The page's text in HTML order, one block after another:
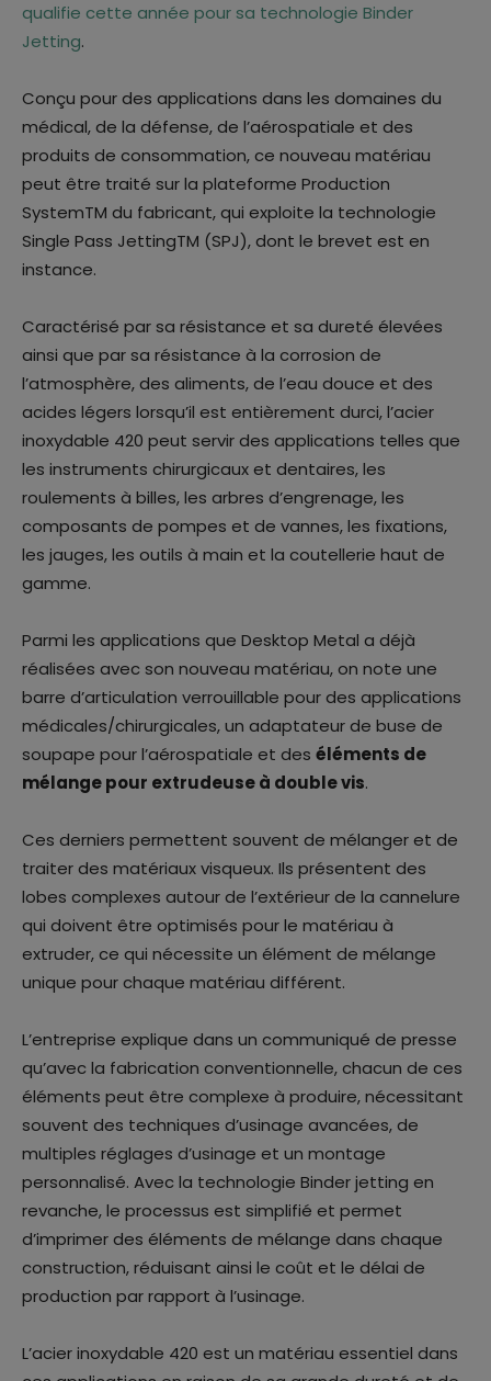
qualifie cette année pour sa technologie Binder
Jetting.
Conçu pour des applications dans les domaines du
médical, de la défense, de l’aérospatiale et des
produits de consommation, ce nouveau matériau
peut être traité sur la plateforme Production
SystemTM du fabricant, qui exploite la technologie
Single Pass JettingTM (SPJ), dont le brevet est en
instance.
Caractérisé par sa résistance et sa dureté élevées
ainsi que par sa résistance à la corrosion de
l’atmosphère, des aliments, de l’eau douce et des
acides légers lorsqu’il est entièrement durci, l’acier
inoxydable 420 peut servir des applications telles que
les instruments chirurgicaux et dentaires, les
roulements à billes, les arbres d’engrenage, les
composants de pompes et de vannes, les fixations,
les jauges, les outils à main et la coutellerie haut de
gamme.
Parmi les applications que Desktop Metal a déjà
réalisées avec son nouveau matériau, on note une
barre d’articulation verrouillable pour des applications
médicales/chirurgicales, un adaptateur de buse de
soupape pour l’aérospatiale et des éléments de
mélange pour extrudeuse à double vis.
Ces derniers permettent souvent de mélanger et de
traiter des matériaux visqueux. Ils présentent des
lobes complexes autour de l’extérieur de la cannelure
qui doivent être optimisés pour le matériau à
extruder, ce qui nécessite un élément de mélange
unique pour chaque matériau différent.
L’entreprise explique dans un communiqué de presse
qu’avec la fabrication conventionnelle, chacun de ces
éléments peut être complexe à produire, nécessitant
souvent des techniques d’usinage avancées, de
multiples réglages d’usinage et un montage
personnalisé. Avec la technologie Binder jetting en
revanche, le processus est simplifié et permet
d’imprimer des éléments de mélange dans chaque
construction, réduisant ainsi le coût et le délai de
production par rapport à l’usinage.
L’acier inoxydable 420 est un matériau essentiel dans